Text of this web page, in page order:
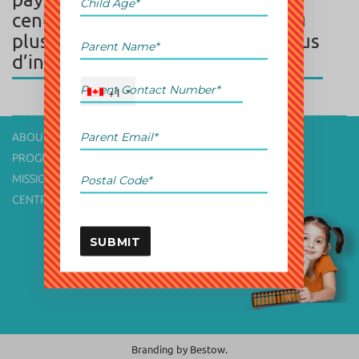
centre UCMAS de votre enfant au
plus tôt pour terminer le processus
d’inscription avec succès.
ABOUT US
PROGRAM
MISSION & VISION
CENTRE FINDER
Branding by Bestow.
+1
SUBMIT